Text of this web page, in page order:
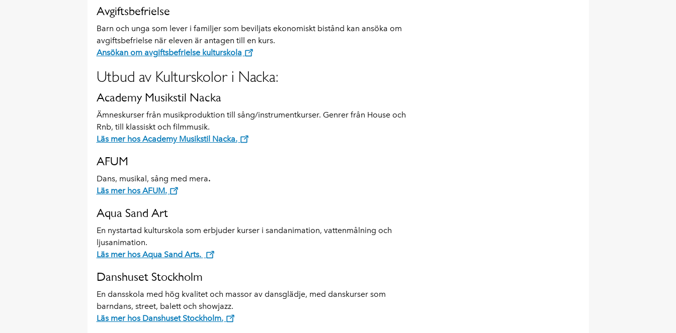
Avgiftsbefrielse
Barn och unga som lever i familjer som beviljats ekonomiskt bistånd kan ansöka om
avgiftsbefrielse när eleven är antagen till en kurs.
Ansökan om avgiftsbefrielse kulturskola
Utbud av Kulturskolor i Nacka:
Academy Musikstil Nacka
Ämneskurser från musikproduktion till sång/instrumentkurser. Genrer från House och
Rnb, till klassiskt och filmmusik.
Läs mer hos Academy Musikstil Nacka.
AFUM
Dans, musikal, sång med mera.
Läs mer hos AFUM.
Aqua Sand Art
En nystartad kulturskola som erbjuder kurser i sandanimation, vattenmålning och
ljusanimation.
Läs mer hos Aqua Sand Arts.
Danshuset Stockholm
En dansskola med hög kvalitet och massor av dansglädje, med danskurser som
barndans, street, balett och showjazz.
Läs mer hos Danshuset Stockholm.